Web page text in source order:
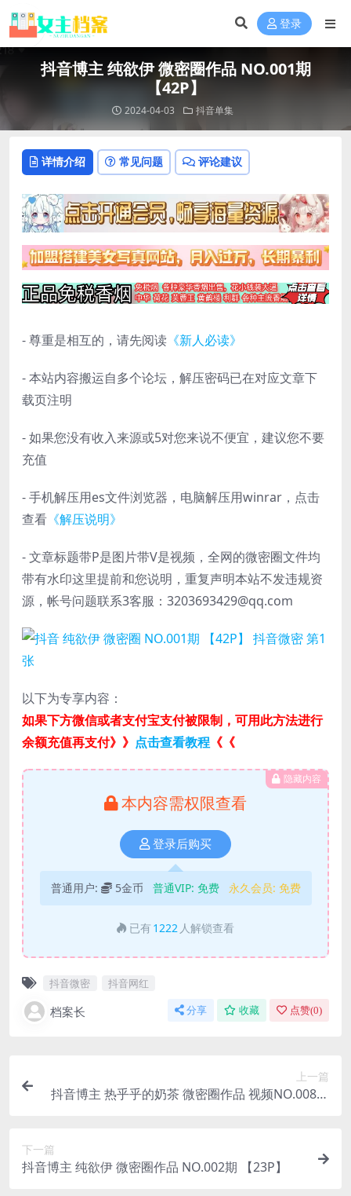
登录
抖音博主 纯欲伊 微密圈作品 NO.001期
【42P】
2024-04-03 抖音单集
详情介绍 常见问题 评论建议
- 尊重是相互的，请先阅读 《新人必读》
- 本站内容搬运自多个论坛，解压密码已在对应文章下
载页注明
- 如果您没有收入来源或5对您来说不便宜，建议您不要
充值
- 手机解压用es文件浏览器，电脑解压用winrar，点击
查看 《解压说明》
- 文章标题带P是图片带V是视频，全网的微密圈文件均
带有水印这里提前和您说明，重复声明本站不发违规资
源，帐号问题联系3客服：3203693429@qq.com
以下为专享内容：
如果下方微信或者支付宝支付被限制，可用此方法进行
余额充值再支付》》 点击查看教程 《《
隐藏内容
本内容需权限查看
登录后购买
普通用户: 5金币 普通VIP: 免费 永久会员: 免费
已有 1222 人解锁查看
抖音微密 抖音网红
档案长 分享 收藏 点赞(0)
上一篇
抖音博主 热乎乎的奶茶 微密圈作品 视频NO.008期
下一篇
抖音博主 纯欲伊 微密圈作品 NO.002期 【23P】